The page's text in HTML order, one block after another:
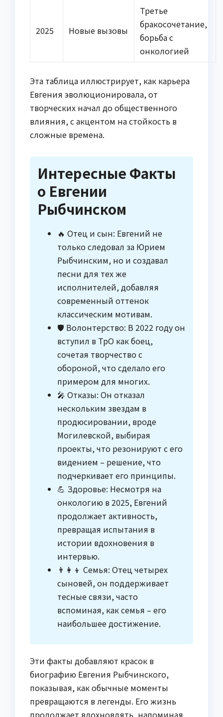
2025 Новые вызовы
Третье
бракосочетание,
борьба с
онкологией
Эта таблица иллюстрирует, как карьера
Евгения эволюционировала, от
творческих начал до общественного
влияния, с акцентом на стойкость в
сложные времена.
Интересные Факты
о Евгении
Рыбчинском
🔥 Отец и сын: Евгений не
только следовал за Юрием
Рыбчинским, но и создавал
песни для тех же
исполнителей, добавляя
современный оттенок
классическим мотивам.
🛡️ Волонтерство: В 2022 году он
вступил в ТрО как боец,
сочетая творчество с
обороной, что сделало его
примером для многих.
🎤 Отказы: Он отказал
нескольким звездам в
продюсировании, вроде
Могилевской, выбирая
проекты, что резонируют с его
видением – решение, что
подчеркивает его принципы.
💪 Здоровье: Несмотря на
онкологию в 2025, Евгений
продолжает активность,
превращая испытания в
истории вдохновения в
интервью.
👨‍👩‍👦 Семья: Отец четырех
сыновей, он поддерживает
тесные связи, часто
вспоминая, как семья – его
наибольшее достижение.
Эти факты добавляют красок в
биографию Евгения Рыбчинского,
показывая, как обычные моменты
превращаются в легенды. Его жизнь
продолжает вдохновлять, напоминая,